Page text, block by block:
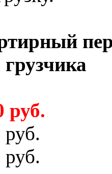
руб.
руб.
руб.